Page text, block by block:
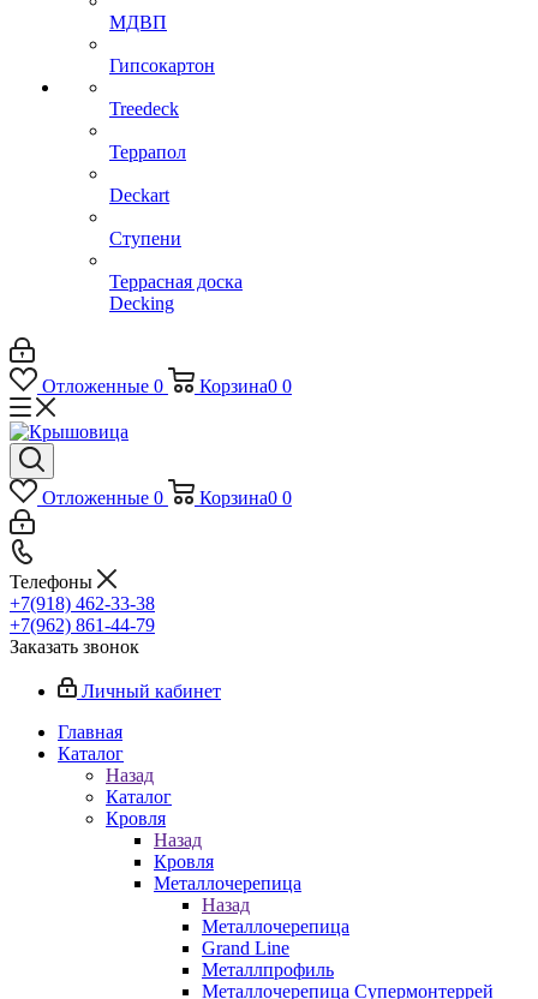
МДВП
Гипсокартон
Treedeck
Террапол
Deckart
Ступени
Террасная доска
Decking
Отложенные 0 Корзина0 0
Отложенные 0 Корзина0 0
Телефоны
+7(918) 462-33-38
+7(962) 861-44-79
Заказать звонок
Личный кабинет
Главная
Каталог
Назад
Каталог
Кровля
Назад
Кровля
Металлочерепица
Назад
Металлочерепица
Grand Line
Металлпрофиль
Металлочерепица Супермонтеррей